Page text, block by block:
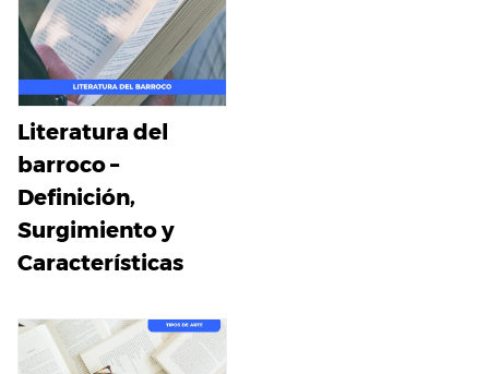
Literatura del
barroco –
Definición,
Surgimiento y
Características